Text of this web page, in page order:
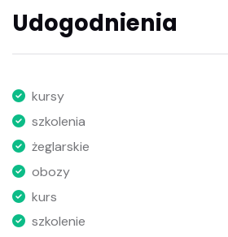
Udogodnienia
kursy
szkolenia
żeglarskie
obozy
kurs
szkolenie